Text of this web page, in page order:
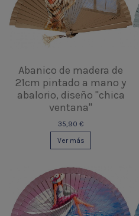
Abanico de madera de
21cm pintado a mano y
abalorio, diseño "chica
ventana"
35,90 €
Ver más